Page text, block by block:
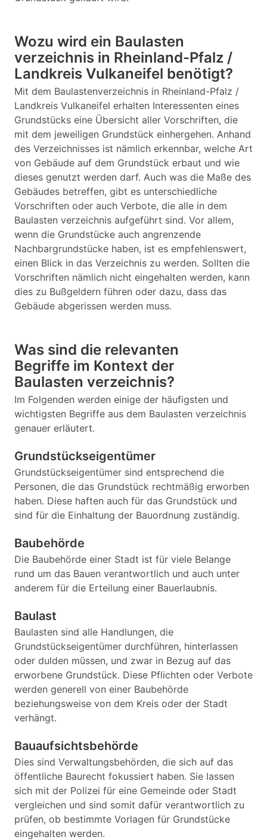
Wozu wird ein Baulasten
verzeichnis in Rheinland-Pfalz /
Landkreis Vulkaneifel benötigt?
Mit dem Baulastenverzeichnis in Rheinland-Pfalz /
Landkreis Vulkaneifel erhalten Interessenten eines
Grundstücks eine Übersicht aller Vorschriften, die
mit dem jeweiligen Grundstück einhergehen. Anhand
des Verzeichnisses ist nämlich erkennbar, welche Art
von Gebäude auf dem Grundstück erbaut und wie
dieses genutzt werden darf. Auch was die Maße des
Gebäudes betreffen, gibt es unterschiedliche
Vorschriften oder auch Verbote, die alle in dem
Baulasten verzeichnis aufgeführt sind. Vor allem,
wenn die Grundstücke auch angrenzende
Nachbargrundstücke haben, ist es empfehlenswert,
einen Blick in das Verzeichnis zu werden. Sollten die
Vorschriften nämlich nicht eingehalten werden, kann
dies zu Bußgeldern führen oder dazu, dass das
Gebäude abgerissen werden muss.
Was sind die relevanten
Begriffe im Kontext der
Baulasten verzeichnis?
Im Folgenden werden einige der häufigsten und
wichtigsten Begriffe aus dem Baulasten verzeichnis
genauer erläutert.
Grundstückseigentümer
Grundstückseigentümer sind entsprechend die
Personen, die das Grundstück rechtmäßig erworben
haben. Diese haften auch für das Grundstück und
sind für die Einhaltung der Bauordnung zuständig.
Baubehörde
Die Baubehörde einer Stadt ist für viele Belange
rund um das Bauen verantwortlich und auch unter
anderem für die Erteilung einer Bauerlaubnis.
Baulast
Baulasten sind alle Handlungen, die
Grundstückseigentümer durchführen, hinterlassen
oder dulden müssen, und zwar in Bezug auf das
erworbene Grundstück. Diese Pflichten oder Verbote
werden generell von einer Baubehörde
beziehungsweise von dem Kreis oder der Stadt
verhängt.
Bauaufsichtsbehörde
Dies sind Verwaltungsbehörden, die sich auf das
öffentliche Baurecht fokussiert haben. Sie lassen
sich mit der Polizei für eine Gemeinde oder Stadt
vergleichen und sind somit dafür verantwortlich zu
prüfen, ob bestimmte Vorlagen für Grundstücke
eingehalten werden.